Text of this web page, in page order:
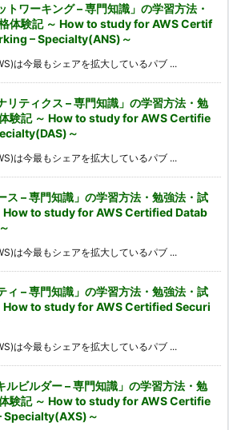
トワーキング – 専門知識」の学習方法・
体験記 ～ How to study for AWS Certif
– Specialty(ANS)～
は今最もシェアを拡大しているパブ ...
リティクス – 専門知識」の学習方法・勉
験記 ～ How to study for AWS Certifie
～
は今最もシェアを拡大しているパブ ...
ス – 専門知識」の学習方法・勉強法・試
How to study for AWS Certified Datab
は今最もシェアを拡大しているパブ ...
ィ – 専門知識」の学習方法・勉強法・試
How to study for AWS Certified Securi
は今最もシェアを拡大しているパブ ...
ルビルダー – 専門知識」の学習方法・勉
験記 ～ How to study for AWS Certifie
Specialty(AXS)～